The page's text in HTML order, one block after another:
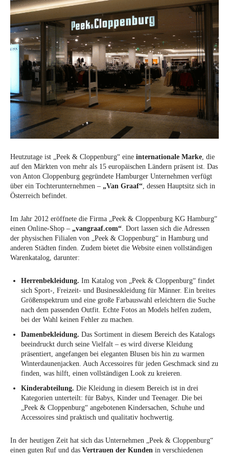
Heutzutage ist „Peek & Cloppenburg“ eine internationale Marke , die
auf den Märkten von mehr als 15 europäischen Ländern präsent ist. Das
von Anton Cloppenburg gegründete Hamburger Unternehmen verfügt
über ein Tochterunternehmen – „Van Graaf“ , dessen Hauptsitz sich in
Österreich befindet.
Im Jahr 2012 eröffnete die Firma „Peek & Cloppenburg KG Hamburg“
einen Online-Shop – „vangraaf.com“ . Dort lassen sich die Adressen
der physischen Filialen von „Peek & Cloppenburg“ in Hamburg und
anderen Städten finden. Zudem bietet die Website einen vollständigen
Warenkatalog, darunter:
Herrenbekleidung. Im Katalog von „Peek & Cloppenburg“ findet
sich Sport-, Freizeit- und Businesskleidung für Männer. Ein breites
Größenspektrum und eine große Farbauswahl erleichtern die Suche
nach dem passenden Outfit. Echte Fotos an Models helfen zudem,
bei der Wahl keinen Fehler zu machen.
Damenbekleidung. Das Sortiment in diesem Bereich des Katalogs
beeindruckt durch seine Vielfalt – es wird diverse Kleidung
präsentiert, angefangen bei eleganten Blusen bis hin zu warmen
Winterdaunenjacken. Auch Accessoires für jeden Geschmack sind zu
finden, was hilft, einen vollständigen Look zu kreieren.
Kinderabteilung. Die Kleidung in diesem Bereich ist in drei
Kategorien unterteilt: für Babys, Kinder und Teenager. Die bei
„Peek & Cloppenburg“ angebotenen Kindersachen, Schuhe und
Accessoires sind praktisch und qualitativ hochwertig.
In der heutigen Zeit hat sich das Unternehmen „Peek & Cloppenburg“
einen guten Ruf und das Vertrauen der Kunden in verschiedenen